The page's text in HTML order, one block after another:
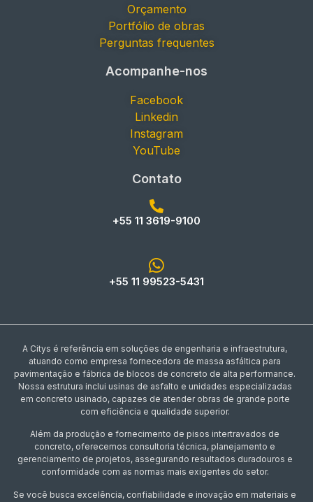
Orçamento
Portfólio de obras
Perguntas frequentes
Acompanhe-nos
Facebook
Linkedin
Instagram
YouTube
Contato
+55 11 3619-9100
+55 11 99523-5431
A Citys é referência em soluções de engenharia e infraestrutura,
atuando como empresa fornecedora de massa asfáltica para
pavimentação e fábrica de blocos de concreto de alta performance.
Nossa estrutura inclui usinas de asfalto e unidades especializadas
em concreto usinado, capazes de atender obras de grande porte
com eficiência e qualidade superior.
Além da produção e fornecimento de pisos intertravados de
concreto, oferecemos consultoria técnica, planejamento e
gerenciamento de projetos, assegurando resultados duradouros e
conformidade com as normas mais exigentes do setor.
Se você busca excelência, confiabilidade e inovação em materiais e